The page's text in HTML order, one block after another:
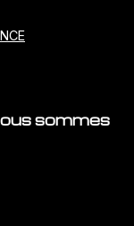
sommes